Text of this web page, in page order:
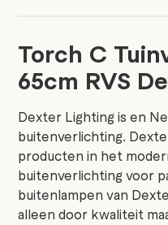
Torch C
65cm RVS
Dexter Lighting is en
buitenverlichting.
producten in het
buitenverlichting voor
buitenlampen van
alleen door kwaliteit